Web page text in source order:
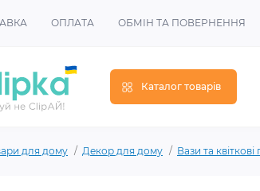
ОПЛАТА ОБМІН ТА ПОВЕРНЕННЯ
Каталог товарів
для дому Декор для дому Вази та